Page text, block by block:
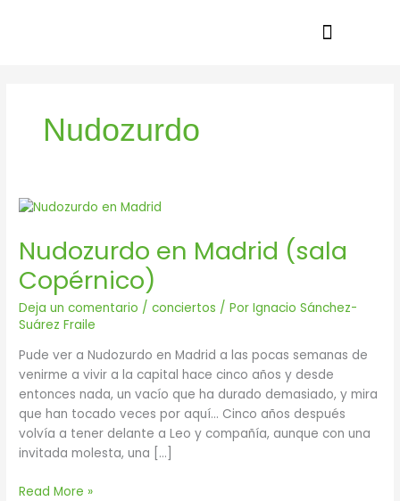
Nudozurdo
Nudozurdo en Madrid (sala
Copérnico)
Deja un comentario /conciertos / PorIgnacio Sánchez-
Suárez Fraile
Pude ver a Nudozurdo en Madrid a las pocas semanas de
venirme a vivir a la capital hace cinco años y desde
entonces nada, un vacío que ha durado demasiado, y mira
que han tocado veces por aquí… Cinco años después
volvía a tener delante a Leo y compañía, aunque con una
invitada molesta, una […]
Nudozurdo
Madrid
(sala
Copérnico)
Read More »